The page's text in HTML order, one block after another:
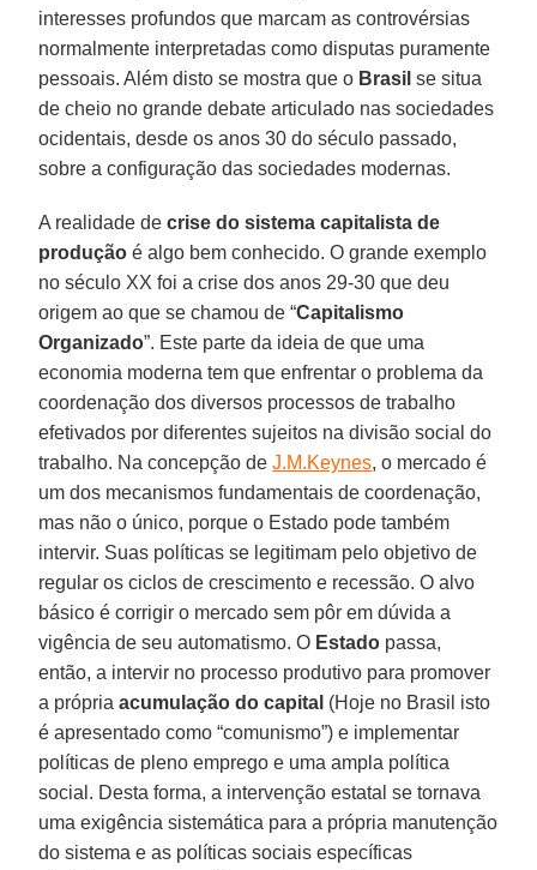
interesses profundos que marcam as controvérsias
normalmente interpretadas como disputas puramente
pessoais. Além disto se mostra que o Brasil se situa
de cheio no grande debate articulado nas sociedades
ocidentais, desde os anos 30 do século passado,
sobre a configuração das sociedades modernas.
A realidade decrise do sistema capitalista de
produção é algo bem conhecido. O grande exemplo
no século XX foi a crise dos anos 29-30 que deu
origem ao que se chamou de “Capitalismo
Organizado”. Este parte da ideia de que uma
economia moderna tem que enfrentar o problema da
coordenação dos diversos processos de trabalho
efetivados por diferentes sujeitos na divisão social do
trabalho. Na concepção deJ.M.Keynes, o mercado é
um dos mecanismos fundamentais de coordenação,
mas não o único, porque o Estado pode também
intervir. Suas políticas se legitimam pelo objetivo de
regular os ciclos de crescimento e recessão. O alvo
básico é corrigir o mercado sem pôr em dúvida a
vigência de seu automatismo. O Estado passa,
então, a intervir no processo produtivo para promover
a própriaacumulação do capital (Hoje no Brasil isto
é apresentado como “comunismo”) e implementar
políticas de pleno emprego e uma ampla política
social. Desta forma, a intervenção estatal se tornava
uma exigência sistemática para a própria manutenção
do sistema e as políticas sociais específicas